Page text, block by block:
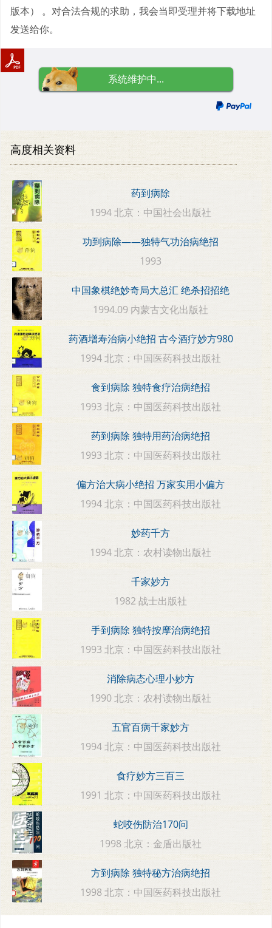
版本） 。对合法合规的求助，我会当即受理并将下载地址
发送给你。
系统维护中...
高度相关资料
药到病除
1994 北京：中国社会出版社
功到病除——独特气功治病绝招
1993
中国象棋绝妙奇局大总汇 绝杀招招绝
1994.09 内蒙古文化出版社
药酒增寿治病小绝招 古今酒疗妙方980
1994 北京：中国医药科技出版社
食到病除 独特食疗治病绝招
1993 北京：中国医药科技出版社
药到病除 独特用药治病绝招
1993 北京：中国医药科技出版社
偏方治大病小绝招 万家实用小偏方
1994 北京：中国医药科技出版社
妙药千方
1994 北京：农村读物出版社
千家妙方
1982 战士出版社
手到病除 独特按摩治病绝招
1993 北京：中国医药科技出版社
消除病态心理小妙方
1990 北京：农村读物出版社
五官百病千家妙方
1994 北京：中国医药科技出版社
食疗妙方三百三
1991 北京：中国医药科技出版社
蛇咬伤防治170问
1998 北京：金盾出版社
方到病除 独特秘方治病绝招
1998 北京：中国医药科技出版社